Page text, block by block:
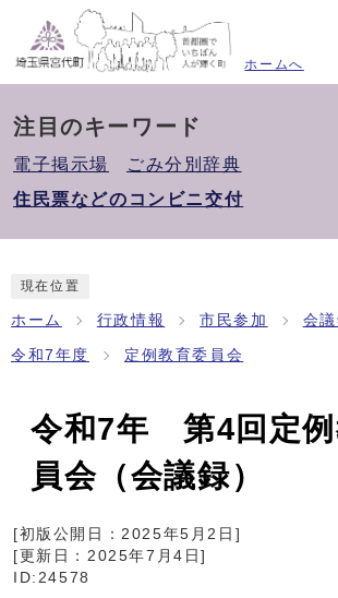
ホームへ
注目のキーワード
電子掲示場
ごみ分別辞典
住民票などのコンビニ交付
現在位置
ホーム 行政情報 市民参加 会
令和7年度 定例教育委員会
令和7年 第4回定例
員会（会議録）
[初版公開日：2025年5月2日 ]
[更新日： 2025年7月4日]
ID:24578